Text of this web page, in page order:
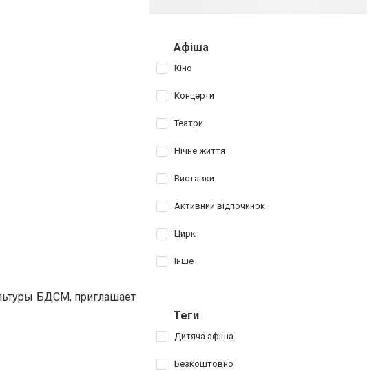
БДСМ, приглашает
Афіша
Кіно
Концерти
Театри
Нічне життя
Виставки
Активний відпочинок
Цирк
Інше
Теги
Дитяча афіша
Безкоштовно